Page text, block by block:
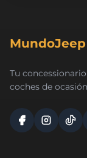
MundoJeep
Tu
coches de